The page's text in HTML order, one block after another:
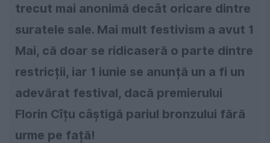
trecut mai anonimă decât oricare dintre
suratele sale. Mai mult festivism a avut 1
Mai, că doar se ridicaseră o parte dintre
restricții, iar 1 iunie se anunță un a fi un
adevărat festival, dacă premierului
Florin Cîțu câștigă pariul bronzului fără
urme pe față!